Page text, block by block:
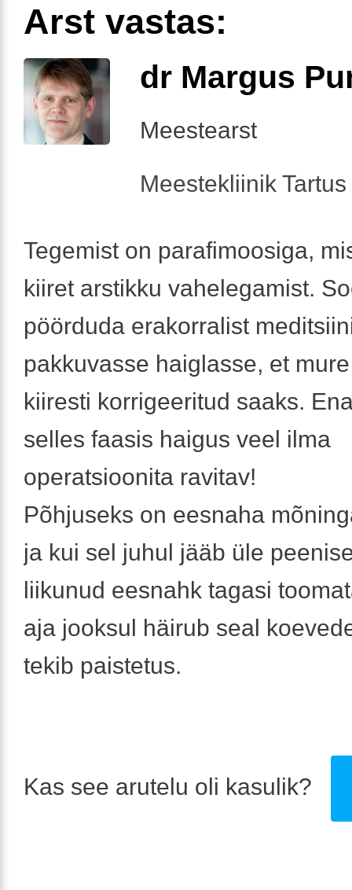
Arst vastas:
dr Margus
Meestearst
Meestekliinik
Tegemist on parafimoosiga,
kiiret arstikku vahelegamist.
pöörduda erakorralist
pakkuvasse haiglasse, et
kiiresti korrigeeritud saaks.
selles faasis haigus veel ilma
operatsioonita ravitav!
Põhjuseks on eesnaha
ja kui sel juhul jääb üle
liikunud eesnahk tagasi
aja jooksul häirub seal
tekib paistetus.
Kas see arutelu oli kasulik?